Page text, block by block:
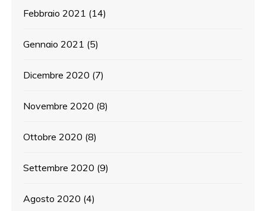
Febbraio 2021 (14)
Gennaio 2021 (5)
Dicembre 2020 (7)
Novembre 2020 (8)
Ottobre 2020 (8)
Settembre 2020 (9)
Agosto 2020 (4)